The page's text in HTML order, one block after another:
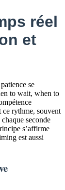
réel
et
se
to wait, when to
ce rythme, souvent
seconde
s’affirme
est aussi